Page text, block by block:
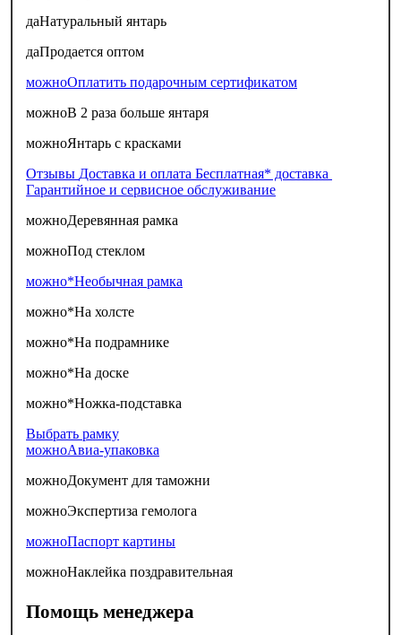
даНатуральный янтарь
даПродается оптом
можноОплатить подарочным сертификатом
можноВ 2 раза больше янтаря
можноЯнтарь с красками
Отзывы Доставка и оплата Бесплатная* доставка
Гарантийное и сервисное обслуживание
можноДеревянная рамка
можноПод стеклом
можно*Необычная рамка
можно*На холсте
можно*На подрамнике
можно*На доске
можно*Ножка-подставка
Выбрать рамку
можноАвиа-упаковка
можноДокумент для таможни
можноЭкспертиза гемолога
можноПаспорт картины
можноНаклейка поздравительная
Помощь менеджера